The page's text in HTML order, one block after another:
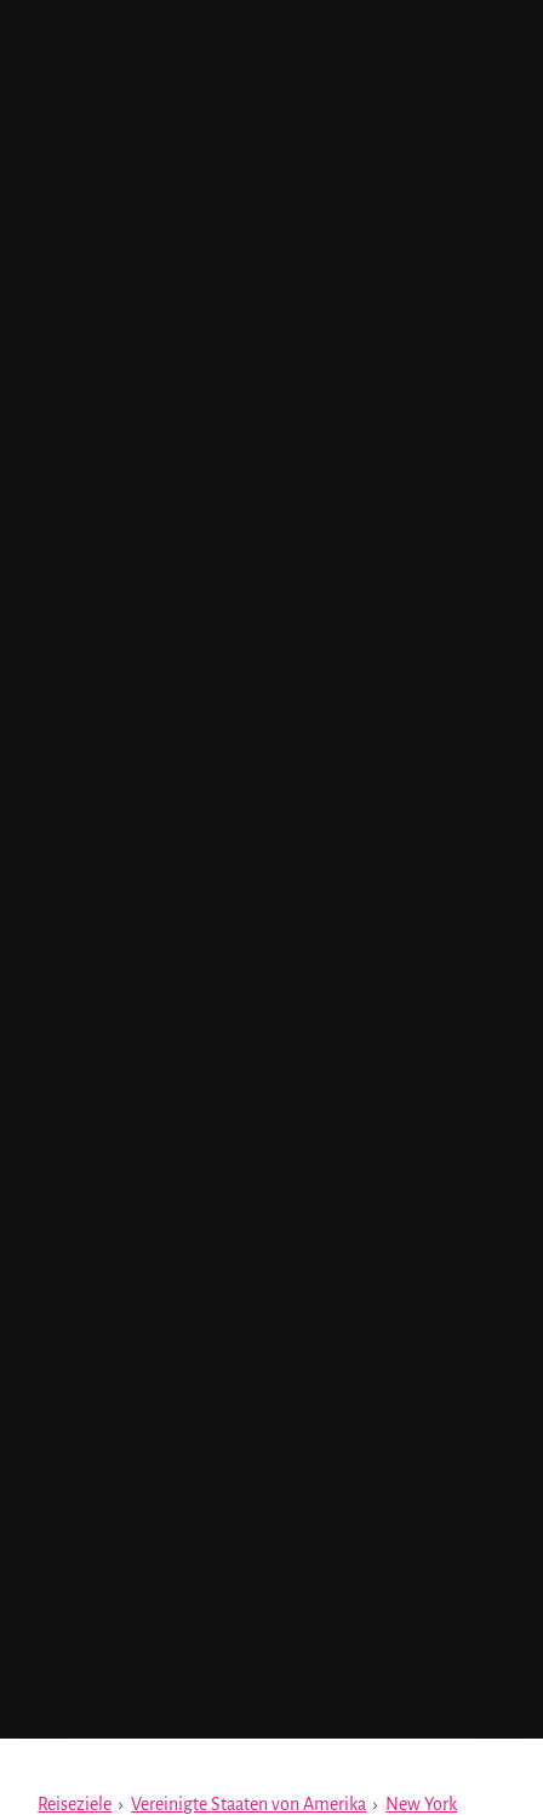
Reiseziele › Vereinigte Staaten von Amerika › New York